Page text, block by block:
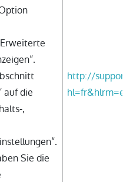
auf die
,
Sie die
http://